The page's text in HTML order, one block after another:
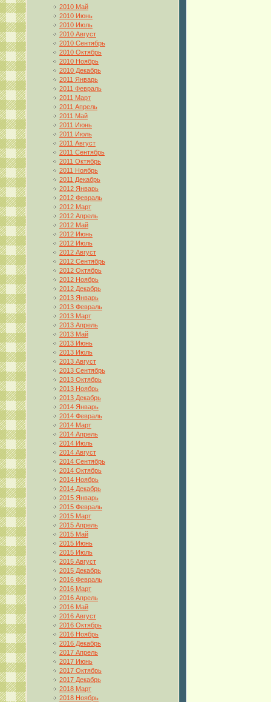
2010 Май
2010 Июнь
2010 Июль
2010 Август
2010 Сентябрь
2010 Октябрь
2010 Ноябрь
2010 Декабрь
2011 Январь
2011 Февраль
2011 Март
2011 Апрель
2011 Май
2011 Июнь
2011 Июль
2011 Август
2011 Сентябрь
2011 Октябрь
2011 Ноябрь
2011 Декабрь
2012 Январь
2012 Февраль
2012 Март
2012 Апрель
2012 Май
2012 Июнь
2012 Июль
2012 Август
2012 Сентябрь
2012 Октябрь
2012 Ноябрь
2012 Декабрь
2013 Январь
2013 Февраль
2013 Март
2013 Апрель
2013 Май
2013 Июнь
2013 Июль
2013 Август
2013 Сентябрь
2013 Октябрь
2013 Ноябрь
2013 Декабрь
2014 Январь
2014 Февраль
2014 Март
2014 Апрель
2014 Июль
2014 Август
2014 Сентябрь
2014 Октябрь
2014 Ноябрь
2014 Декабрь
2015 Январь
2015 Февраль
2015 Март
2015 Апрель
2015 Май
2015 Июнь
2015 Июль
2015 Август
2015 Декабрь
2016 Февраль
2016 Март
2016 Апрель
2016 Май
2016 Август
2016 Октябрь
2016 Ноябрь
2016 Декабрь
2017 Апрель
2017 Июнь
2017 Октябрь
2017 Декабрь
2018 Март
2018 Ноябрь